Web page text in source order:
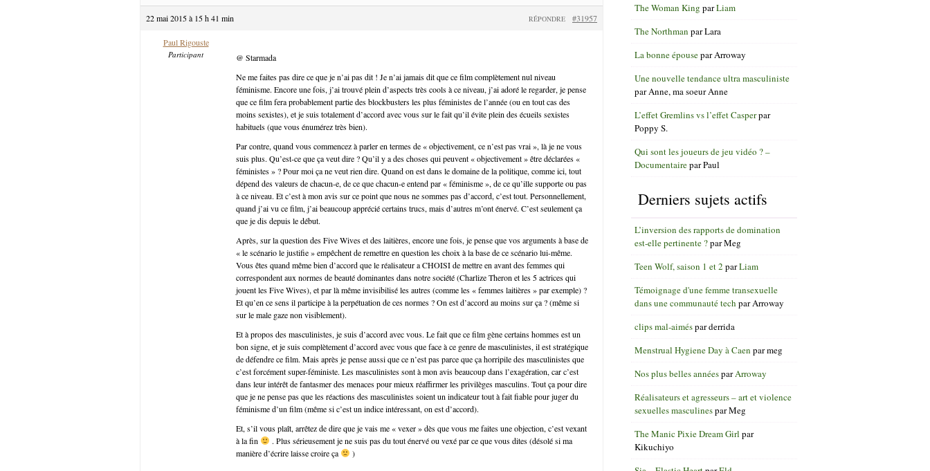
22 mai 2015 à 15 h 41 min #31957
RÉPONDRE
Paul Rigouste
Participant
@ Starmada
Ne me faites pas dire ce que je n’ai pas dit ! Je n’ai jamais dit que ce film complètement nul niveau
féminisme. Encore une fois, j’ai trouvé plein d’aspects très cools à ce niveau, j’ai adoré le regarder, je pense
que ce film fera probablement partie des blockbusters les plus féministes de l’année (ou en tout cas des
moins sexistes), et je suis totalement d’accord avec vous sur le fait qu’il évite plein des écueils sexistes
habituels (que vous énumérez très bien).
Par contre, quand vous commencez à parler en termes de « objectivement, ce n’est pas vrai », là je ne vous
suis plus. Qu’est-ce que ça veut dire ? Qu’il y a des choses qui peuvent « objectivement » être déclarées «
féministes » ? Pour moi ça ne veut rien dire. Quand on est dans le domaine de la politique, comme ici, tout
dépend des valeurs de chacun-e, de ce que chacun-e entend par « féminisme », de ce qu’ille supporte ou pas
à ce niveau. Et c’est à mon avis sur ce point que nous ne sommes pas d’accord, c’est tout. Personnellement,
quand j’ai vu ce film, j’ai beaucoup apprécié certains trucs, mais d’autres m’ont énervé. C’est seulement ça
que je dis depuis le début.
Après, sur la question des Five Wives et des laitières, encore une fois, je pense que vos arguments à base de
« le scénario le justifie » empêchent de remettre en question les choix à la base de ce scénario lui-même.
Vous êtes quand même bien d’accord que le réalisateur a CHOISI de mettre en avant des femmes qui
correspondent aux normes de beauté dominantes dans notre société (Charlize Theron et les 5 actrices qui
jouent les Five Wives), et par là même invisibilisé les autres (comme les « femmes laitières » par exemple) ?
Et qu’en ce sens il participe à la perpétuation de ces normes ? On est d’accord au moins sur ça ? (même si
sur le male gaze non visiblement).
Et à propos des masculinistes, je suis d’accord avec vous. Le fait que ce film gène certains hommes est un
bon signe, et je suis complètement d’accord avec vous que face à ce genre de masculinistes, il est stratégique
de défendre ce film. Mais après je pense aussi que ce n’est pas parce que ça horripile des masculinistes que
c’est forcément super-féministe. Les masculinistes sont à mon avis beaucoup dans l’exagération, car c’est
dans leur intérêt de fantasmer des menaces pour mieux réaffirmer les privilèges masculins. Tout ça pour dire
que je ne pense pas que les réactions des masculinistes soient un indicateur tout à fait fiable pour juger du
féminisme d’un film (même si c’est un indice intéressant, on est d’accord).
Et, s’il vous plaît, arrêtez de dire que je vais me « vexer » dès que vous me faites une objection, c’est vexant
à la fin
. Plus sérieusement je ne suis pas du tout énervé ou vexé par ce que vous dites (désolé si ma
manière d’écrire laisse croire ça
)
The Woman King parLiam
The Northman parLara
La bonne épouseparArroway
Une nouvelle tendance ultra masculiniste
parAnne, ma soeur Anne
L’effet Gremlins vs l’effet Casperpar
Poppy S.
Qui sont les joueurs de jeu vidéo ? –
DocumentaireparPaul
Derniers sujets actifs
L’inversion des rapports de domination
est-elle pertinente ?parMeg
Teen Wolf, saison 1 et 2 parLiam
Témoignage d'une femme transexuelle
dans une communauté tech parArroway
clips mal-aimésparderrida
Menstrual Hygiene Day à Caen parmeg
Nos plus belles annéesparArroway
Réalisateurs et agresseurs – art et violence
sexuelles masculinesparMeg
The Manic Pixie Dream Girl par
Kikuchiyo